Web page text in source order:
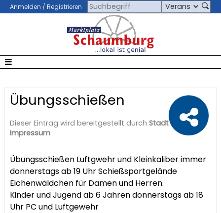
Anmelden / Registrieren
Übungsschießen
Dieser Eintrag wird bereitgestellt durch Stadt Rinteln |
Impressum
Übungsschießen Luftgwehr und Kleinkaliber immer
donnerstags ab 19 Uhr Schießsportgelände
Eichenwäldchen für Damen und Herren.
Kinder und Jugend ab 6 Jahren donnerstags ab 18
Uhr PC und Luftgewehr